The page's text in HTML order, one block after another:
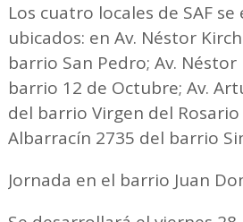
Los cuatro locales de SAF
ubicados: en Av. Néstor
barrio San Pedro; Av.
barrio 12 de Octubre; Av.
del barrio Virgen del Rosario
Albarracín 2735 del barrio
Jornada en el barrio Juan